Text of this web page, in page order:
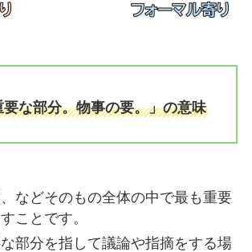
な部分。物事の要。」の意味
などそのもの全体の中で最も重要
ことです。
部分を指して議論や指摘をする場